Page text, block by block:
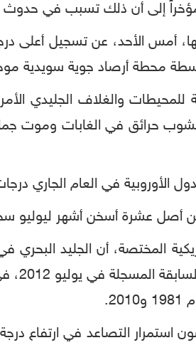
مؤخراً إلى أن ذلك تسبب في
للمحيطات والغلاف الجليدي
الأوروبية في العام الجاري
ليوليو سجلت منذ عام 2005، مع تصنيف السنوات الخمس الأخيرة
التصاعد في ارتفاع